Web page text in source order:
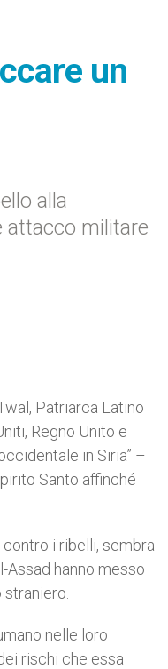
un
alla
attacco militare
Patriarca Latino
Regno Unito e
in Siria” –
Santo affinché
i ribelli, sembra
Assad hanno messo
nelle loro
rischi che essa